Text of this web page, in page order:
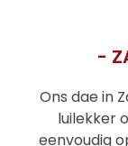
-
Ons dae in
luilekker
eenvoudig